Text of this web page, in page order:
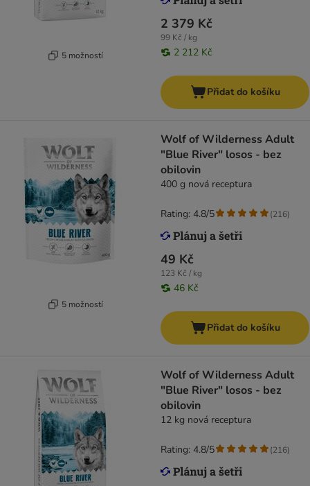
5 možností
2 379 Kč
99 Kč / kg
2 212 Kč
Přidat do košíku
5 možností
Wolf of Wilderness Adult
"Blue River" losos - bez
obilovin
400 g nová receptura
49 Kč
123 Kč / kg
46 Kč
Rating: 4.8/5 (216)
Přidat do košíku
Wolf of Wilderness Adult
"Blue River" losos - bez
obilovin
12 kg nová receptura
Rating: 4.8/5 (216)